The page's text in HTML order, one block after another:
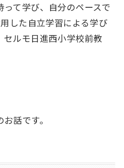
て学び、自分のペースで
した自立学習による学び
セルモ日進西小学校前教
話です。